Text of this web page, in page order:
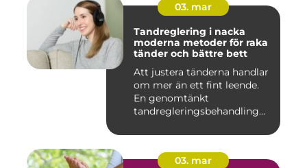
03. mar
Tandreglering i nacka
moderna metoder för raka
tänder och bättre bett
Att justera tänderna handlar
om mer än ett fint leende.
En genomtänkt
tandregleringsbehandling
03. mar